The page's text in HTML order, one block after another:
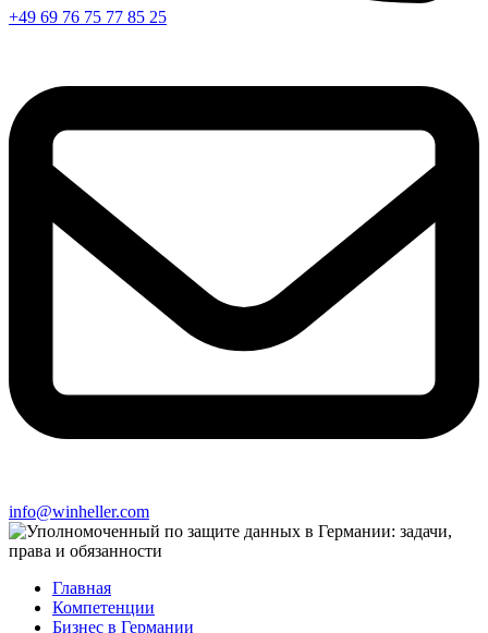
+49 69 76 75 77 85 25
info@winheller.com
Главная
Компетенции
Бизнес в Германии